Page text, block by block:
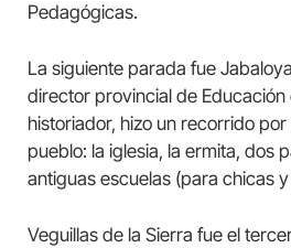
Pedagógicas.
La siguiente parada fue
director provincial de Educación
historiador, hizo un recorrido
pueblo: la iglesia, la ermita, dos
antiguas escuelas (para chicas
Veguillas de la Sierra fue el